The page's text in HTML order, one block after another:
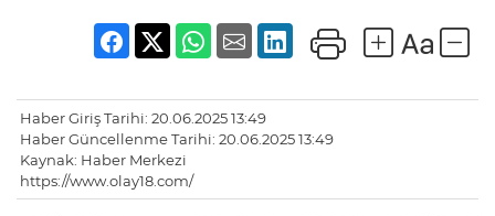
Haber Giriş Tarihi: 20.06.2025 13:49
Haber Güncellenme Tarihi: 20.06.2025 13:49
Kaynak: Haber Merkezi
https://www.olay18.com/